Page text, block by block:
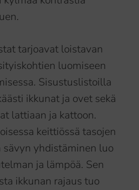
tarjoavat loistavan
luomiseen
Sisustuslistoilla
ikkunat ja ovet sekä
lattiaan ja kattoon.
keittiössä tasojen
sävyn yhdistäminen luo
ja lämpöä. Sen
ikkunan rajaus tuo